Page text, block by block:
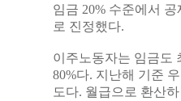
임금 20% 수준에서
로 진정했다.
이주노동자는 임금도
80%다. 지난해 기준
도다. 월급으로 환산